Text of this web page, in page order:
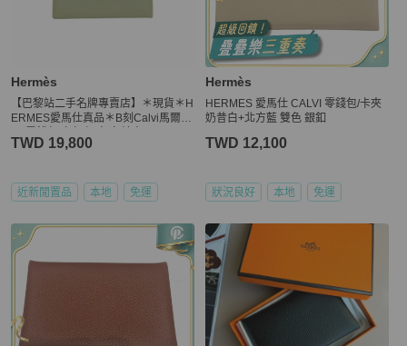
Hermès
【巴黎站二手名牌專賣店】＊現貨＊H
ERMES愛馬仕真品＊B刻Calvi馬爾法
TWD 19,800
近新閒置品 本地 免運
Hermès
HERMES 愛馬仕 CALVI 零錢包/卡夾
奶昔白+北方藍 雙色 銀釦
TWD 12,100
狀況良好 本地 免運